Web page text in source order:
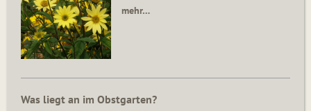
mehr…
Was liegt an im Obstgarten?